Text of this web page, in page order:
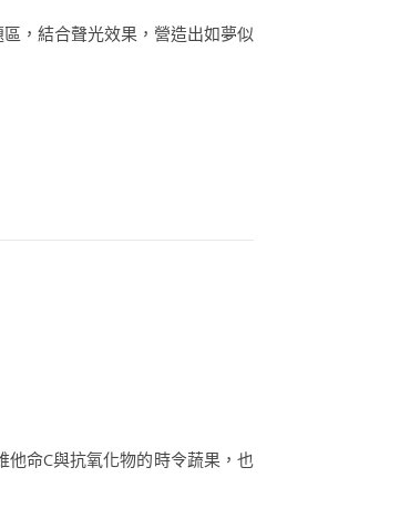
，結合聲光效果，營造出如夢似
命C與抗氧化物的時令蔬果，也